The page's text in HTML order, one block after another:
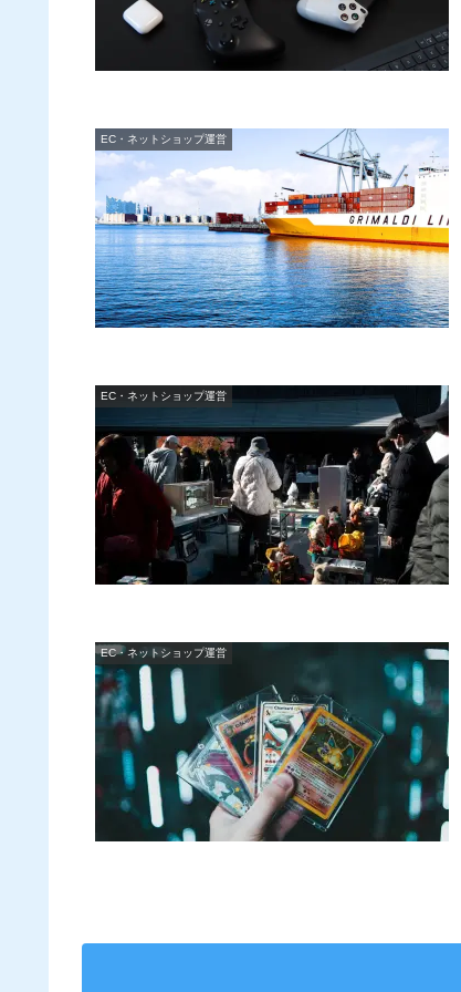
EC・ネットショップ運営
EC・ネットショップ運営
EC・ネットショップ運営